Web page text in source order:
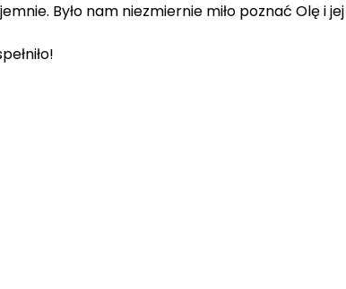
Było nam niezmiernie miło poznać Olę i